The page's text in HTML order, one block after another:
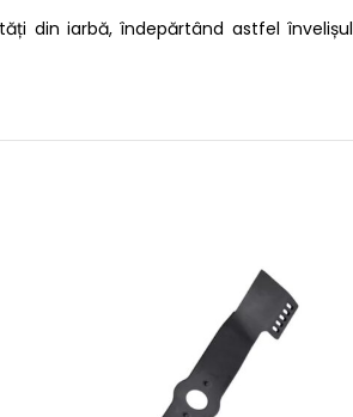
din iarbă, îndepărtând astfel învelișul